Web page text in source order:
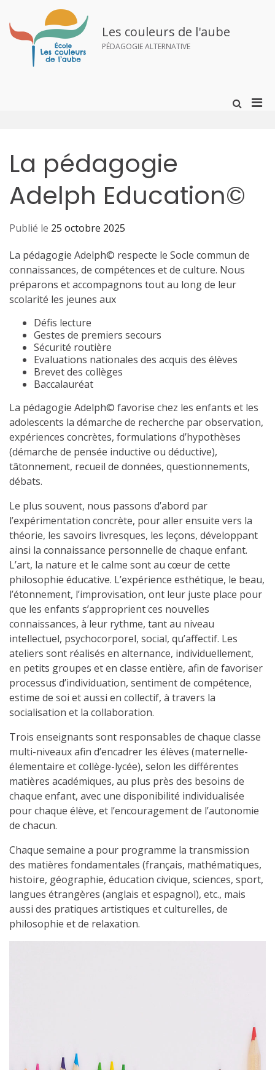
contenu
Les couleurs de l'aube
PÉDAGOGIE ALTERNATIVE
Afficher
La pédagogie
Adelph Education©
Publié le 25 octobre 2025
La pédagogie Adelph© respecte le Socle commun de
connaissances, de compétences et de culture. Nous
préparons et accompagnons tout au long de leur
scolarité les jeunes aux
Défis lecture
Gestes de premiers secours
Sécurité routière
Evaluations nationales des acquis des élèves
Brevet des collèges
Baccalauréat
La pédagogie Adelph© favorise chez les enfants et les
adolescents la démarche de recherche par observation,
expériences concrètes, formulations d’hypothèses
(démarche de pensée inductive ou déductive),
tâtonnement, recueil de données, questionnements,
débats.
Le plus souvent, nous passons d’abord par
l’expérimentation concrète, pour aller ensuite vers la
théorie, les savoirs livresques, les leçons, développant
ainsi la connaissance personnelle de chaque enfant.
L’art, la nature et le calme sont au cœur de cette
philosophie éducative. L’expérience esthétique, le beau,
l’étonnement, l’improvisation, ont leur juste place pour
que les enfants s’approprient ces nouvelles
connaissances, à leur rythme, tant au niveau
intellectuel, psychocorporel, social, qu’affectif. Les
ateliers sont réalisés en alternance, individuellement,
en petits groupes et en classe entière, afin de favoriser
processus d’individuation, sentiment de compétence,
estime de soi et aussi en collectif, à travers la
socialisation et la collaboration.
Trois enseignants sont responsables de chaque classe
multi-niveaux afin d’encadrer les élèves (maternelle-
élementaire et collège-lycée), selon les différentes
matières académiques, au plus près des besoins de
chaque enfant, avec une disponibilité individualisée
pour chaque élève, et l’encouragement de l’autonomie
de chacun.
Chaque semaine a pour programme la transmission
des matières fondamentales (français, mathématiques,
histoire, géographie, éducation civique, sciences, sport,
langues étrangères (anglais et espagnol), etc., mais
aussi des pratiques artistiques et culturelles, de
philosophie et de relaxation.